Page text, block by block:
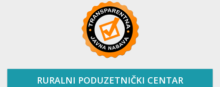
RURALNI PODUZETNIČKI CENTAR